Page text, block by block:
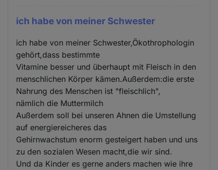
ich habe von meiner Schwester
ich habe von meiner Schwester,Ökothrophologin
gehört,dass bestimmte
Vitamine besser und überhaupt mit Fleisch in den
menschlichen Körper kämen.Außerdem:die erste
Nahrung des Menschen ist "fleischlich",
nämlich die Muttermilch
Außerdem soll bei unseren Ahnen die Umstellung
auf energiereicheres das
Gehirnwachstum enorm gesteigert haben und uns
zu den sozialen Wesen macht,die wir sind.
Und da Kinder es gerne anders machen wie ihre